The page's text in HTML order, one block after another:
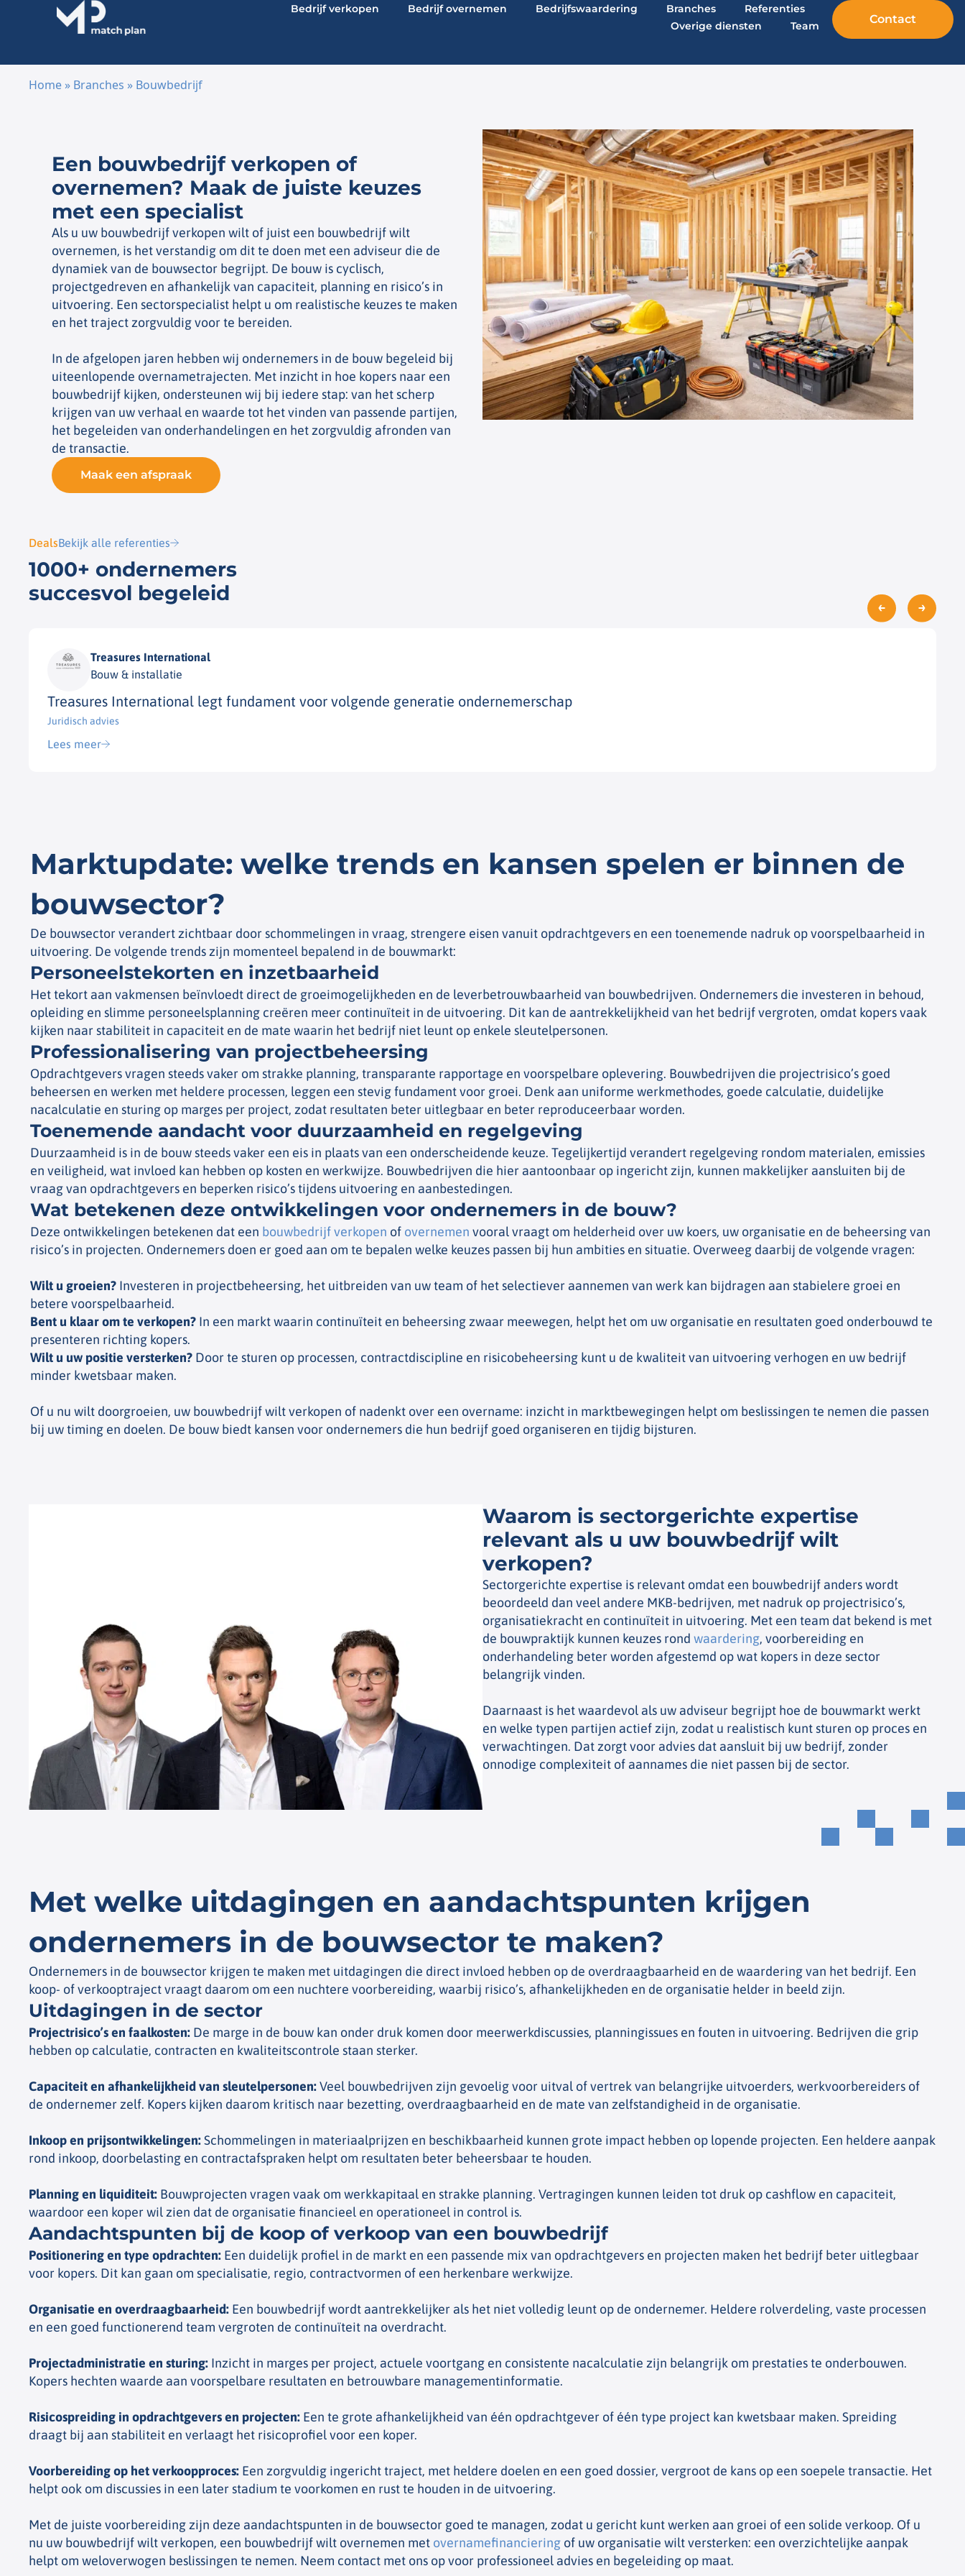
Contact
Bedrijf verkopen Bedrijf overnemen Bedrijfswaardering Branches
Referenties
Overige diensten
Team
Home » Branches » Bouwbedrijf
Een bouwbedrijf verkopen of
overnemen? Maak de juiste keuzes
met een specialist
Als u uw bouwbedrijf verkopen wilt of juist een bouwbedrijf wilt
overnemen, is het verstandig om dit te doen met een adviseur die de
dynamiek van de bouwsector begrijpt. De bouw is cyclisch,
projectgedreven en afhankelijk van capaciteit, planning en risico’s in
uitvoering. Een sectorspecialist helpt u om realistische keuzes te maken
en het traject zorgvuldig voor te bereiden.
In de afgelopen jaren hebben wij ondernemers in de bouw begeleid bij
uiteenlopende overnametrajecten. Met inzicht in hoe kopers naar een
bouwbedrijf kijken, ondersteunen wij bij iedere stap: van het scherp
krijgen van uw verhaal en waarde tot het vinden van passende partijen,
het begeleiden van onderhandelingen en het zorgvuldig afronden van
de transactie.
Maak een afspraak
DealsBekijk alle referenties
1000+ ondernemers
succesvol begeleid
Treasures International
Bouw & installatie
Treasures International legt fundament voor volgende generatie ondernemerschap
Juridisch advies​
Lees meer
Marktupdate: welke trends en kansen spelen er binnen de
bouwsector?
De bouwsector verandert zichtbaar door schommelingen in vraag, strengere eisen vanuit opdrachtgevers en een toenemende nadruk op voorspelbaarheid in
uitvoering. De volgende trends zijn momenteel bepalend in de bouwmarkt:
Personeelstekorten en inzetbaarheid
Het tekort aan vakmensen beïnvloedt direct de groeimogelijkheden en de leverbetrouwbaarheid van bouwbedrijven. Ondernemers die investeren in behoud,
opleiding en slimme personeelsplanning creëren meer continuïteit in de uitvoering. Dit kan de aantrekkelijkheid van het bedrijf vergroten, omdat kopers vaak
kijken naar stabiliteit in capaciteit en de mate waarin het bedrijf niet leunt op enkele sleutelpersonen.
Professionalisering van projectbeheersing
Opdrachtgevers vragen steeds vaker om strakke planning, transparante rapportage en voorspelbare oplevering. Bouwbedrijven die projectrisico’s goed
beheersen en werken met heldere processen, leggen een stevig fundament voor groei. Denk aan uniforme werkmethodes, goede calculatie, duidelijke
nacalculatie en sturing op marges per project, zodat resultaten beter uitlegbaar en beter reproduceerbaar worden.
Toenemende aandacht voor duurzaamheid en regelgeving
Duurzaamheid is in de bouw steeds vaker een eis in plaats van een onderscheidende keuze. Tegelijkertijd verandert regelgeving rondom materialen, emissies
en veiligheid, wat invloed kan hebben op kosten en werkwijze. Bouwbedrijven die hier aantoonbaar op ingericht zijn, kunnen makkelijker aansluiten bij de
vraag van opdrachtgevers en beperken risico’s tijdens uitvoering en aanbestedingen.
Wat betekenen deze ontwikkelingen voor ondernemers in de bouw?
Deze ontwikkelingen betekenen dat een bouwbedrijf verkopen of overnemen vooral vraagt om helderheid over uw koers, uw organisatie en de beheersing van
risico’s in projecten. Ondernemers doen er goed aan om te bepalen welke keuzes passen bij hun ambities en situatie. Overweeg daarbij de volgende vragen:
Wilt u groeien? Investeren in projectbeheersing, het uitbreiden van uw team of het selectiever aannemen van werk kan bijdragen aan stabielere groei en
betere voorspelbaarheid.
Bent u klaar om te verkopen? In een markt waarin continuïteit en beheersing zwaar meewegen, helpt het om uw organisatie en resultaten goed onderbouwd te
presenteren richting kopers.
Wilt u uw positie versterken? Door te sturen op processen, contractdiscipline en risicobeheersing kunt u de kwaliteit van uitvoering verhogen en uw bedrijf
minder kwetsbaar maken.
Of u nu wilt doorgroeien, uw bouwbedrijf wilt verkopen of nadenkt over een overname: inzicht in marktbewegingen helpt om beslissingen te nemen die passen
bij uw timing en doelen. De bouw biedt kansen voor ondernemers die hun bedrijf goed organiseren en tijdig bijsturen.
Waarom is sectorgerichte expertise
relevant als u uw bouwbedrijf wilt
verkopen?
Sectorgerichte expertise is relevant omdat een bouwbedrijf anders wordt
beoordeeld dan veel andere MKB-bedrijven, met nadruk op projectrisico’s,
organisatiekracht en continuïteit in uitvoering. Met een team dat bekend is met
de bouwpraktijk kunnen keuzes rond waardering, voorbereiding en
onderhandeling beter worden afgestemd op wat kopers in deze sector
belangrijk vinden.
Daarnaast is het waardevol als uw adviseur begrijpt hoe de bouwmarkt werkt
en welke typen partijen actief zijn, zodat u realistisch kunt sturen op proces en
verwachtingen. Dat zorgt voor advies dat aansluit bij uw bedrijf, zonder
onnodige complexiteit of aannames die niet passen bij de sector.
Met welke uitdagingen en aandachtspunten krijgen
ondernemers in de bouwsector te maken?
Ondernemers in de bouwsector krijgen te maken met uitdagingen die direct invloed hebben op de overdraagbaarheid en de waardering van het bedrijf. Een
koop- of verkooptraject vraagt daarom om een nuchtere voorbereiding, waarbij risico’s, afhankelijkheden en de organisatie helder in beeld zijn.
Uitdagingen in de sector​
Projectrisico’s en faalkosten: De marge in de bouw kan onder druk komen door meerwerkdiscussies, planningissues en fouten in uitvoering. Bedrijven die grip
hebben op calculatie, contracten en kwaliteitscontrole staan sterker.
Capaciteit en afhankelijkheid van sleutelpersonen:Veel bouwbedrijven zijn gevoelig voor uitval of vertrek van belangrijke uitvoerders, werkvoorbereiders of
de ondernemer zelf. Kopers kijken daarom kritisch naar bezetting, overdraagbaarheid en de mate van zelfstandigheid in de organisatie.
Inkoop en prijsontwikkelingen:Schommelingen in materiaalprijzen en beschikbaarheid kunnen grote impact hebben op lopende projecten. Een heldere aanpak
rond inkoop, doorbelasting en contractafspraken helpt om resultaten beter beheersbaar te houden.
Planning en liquiditeit: Bouwprojecten vragen vaak om werkkapitaal en strakke planning. Vertragingen kunnen leiden tot druk op cashflow en capaciteit,
waardoor een koper wil zien dat de organisatie financieel en operationeel in control is.
Aandachtspunten bij de koop of verkoop van een bouwbedrijf
Positionering en type opdrachten: Een duidelijk profiel in de markt en een passende mix van opdrachtgevers en projecten maken het bedrijf beter uitlegbaar
voor kopers. Dit kan gaan om specialisatie, regio, contractvormen of een herkenbare werkwijze.
Organisatie en overdraagbaarheid: Een bouwbedrijf wordt aantrekkelijker als het niet volledig leunt op de ondernemer. Heldere rolverdeling, vaste processen
en een goed functionerend team vergroten de continuïteit na overdracht.
Projectadministratie en sturing: Inzicht in marges per project, actuele voortgang en consistente nacalculatie zijn belangrijk om prestaties te onderbouwen.
Kopers hechten waarde aan voorspelbare resultaten en betrouwbare managementinformatie.
Risicospreiding in opdrachtgevers en projecten: Een te grote afhankelijkheid van één opdrachtgever of één type project kan kwetsbaar maken. Spreiding
draagt bij aan stabiliteit en verlaagt het risicoprofiel voor een koper.
Voorbereiding op het verkoopproces: Een zorgvuldig ingericht traject, met heldere doelen en een goed dossier, vergroot de kans op een soepele transactie. Het
helpt ook om discussies in een later stadium te voorkomen en rust te houden in de uitvoering.
Met de juiste voorbereiding zijn deze aandachtspunten in de bouwsector goed te managen, zodat u gericht kunt werken aan groei of een solide verkoop. Of u
nu uw bouwbedrijf wilt verkopen, een bouwbedrijf wilt overnemen met overnamefinanciering of uw organisatie wilt versterken: een overzichtelijke aanpak
helpt om weloverwogen beslissingen te nemen. Neem contact met ons op voor professioneel advies en begeleiding op maat.